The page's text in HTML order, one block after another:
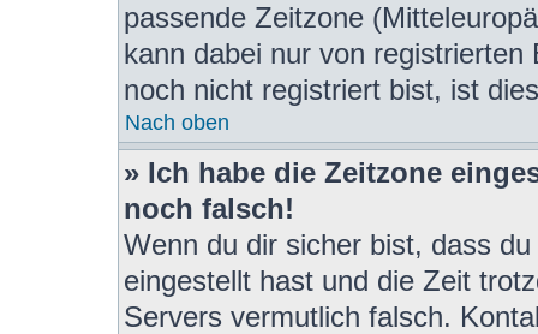
passende Zeitzone
kann dabei nur von
noch nicht registriert bist, ist
Nach oben
» Ich habe die Zeitzone
noch falsch!
Wenn du dir sicher bist, dass
eingestellt hast und die Zeit
Servers vermutlich falsch.